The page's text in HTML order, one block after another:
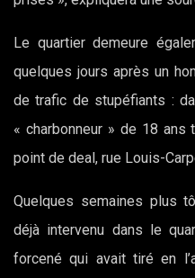
Le quartier demeure
quelques jours après un
de trafic de stupéfiants :
« charbonneur » de 18
point de deal, rue Louis-
Quelques semaines plus
déjà intervenu dans le
forcené qui avait tiré en